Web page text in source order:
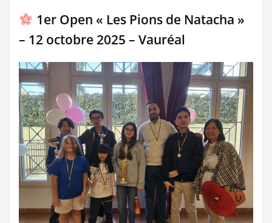
1er Open « Les Pions de Natacha »
– 12 octobre 2025 – Vauréal